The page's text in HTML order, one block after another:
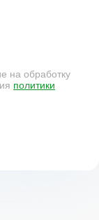
на обработку
политики